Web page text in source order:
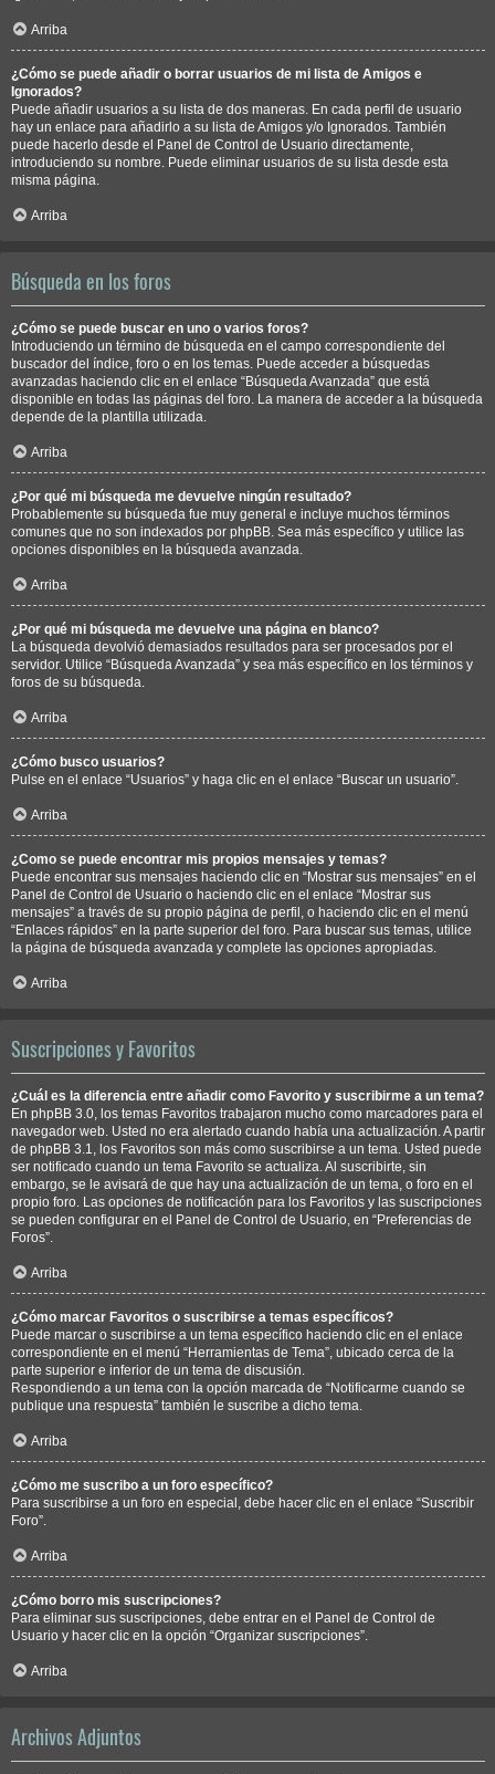
Arriba
¿Cómo se puede añadir o borrar usuarios de mi lista de Amigos e
Ignorados?
Puede añadir usuarios a su lista de dos maneras. En cada perfil de usuario
hay un enlace para añadirlo a su lista de Amigos y/o Ignorados. También
puede hacerlo desde el Panel de Control de Usuario directamente,
introduciendo su nombre. Puede eliminar usuarios de su lista desde esta
misma página.
Arriba
Búsqueda en los foros
¿Cómo se puede buscar en uno o varios foros?
Introduciendo un término de búsqueda en el campo correspondiente del
buscador del índice, foro o en los temas. Puede acceder a búsquedas
avanzadas haciendo clic en el enlace “Búsqueda Avanzada” que está
disponible en todas las páginas del foro. La manera de acceder a la búsqueda
depende de la plantilla utilizada.
Arriba
¿Por qué mi búsqueda me devuelve ningún resultado?
Probablemente su búsqueda fue muy general e incluye muchos términos
comunes que no son indexados por phpBB. Sea más específico y utilice las
opciones disponibles en la búsqueda avanzada.
Arriba
¿Por qué mi búsqueda me devuelve una página en blanco?
La búsqueda devolvió demasiados resultados para ser procesados por el
servidor. Utilice “Búsqueda Avanzada” y sea más específico en los términos y
foros de su búsqueda.
Arriba
¿Cómo busco usuarios?
Pulse en el enlace “Usuarios” y haga clic en el enlace “Buscar un usuario”.
Arriba
¿Como se puede encontrar mis propios mensajes y temas?
Puede encontrar sus mensajes haciendo clic en “Mostrar sus mensajes” en el
Panel de Control de Usuario o haciendo clic en el enlace “Mostrar sus
mensajes” a través de su propio página de perfil, o haciendo clic en el menú
“Enlaces rápidos” en la parte superior del foro. Para buscar sus temas, utilice
la página de búsqueda avanzada y complete las opciones apropiadas.
Arriba
Suscripciones y Favoritos
¿Cuál es la diferencia entre añadir como Favorito y suscribirme a un tema?
En phpBB 3.0, los temas Favoritos trabajaron mucho como marcadores para el
navegador web. Usted no era alertado cuando había una actualización. A partir
de phpBB 3.1, los Favoritos son más como suscribirse a un tema. Usted puede
ser notificado cuando un tema Favorito se actualiza. Al suscribirte, sin
embargo, se le avisará de que hay una actualización de un tema, o foro en el
propio foro. Las opciones de notificación para los Favoritos y las suscripciones
se pueden configurar en el Panel de Control de Usuario, en “Preferencias de
Foros”.
Arriba
¿Cómo marcar Favoritos o suscribirse a temas específicos?
Puede marcar o suscribirse a un tema específico haciendo clic en el enlace
correspondiente en el menú “Herramientas de Tema”, ubicado cerca de la
parte superior e inferior de un tema de discusión.
Respondiendo a un tema con la opción marcada de “Notificarme cuando se
publique una respuesta” también le suscribe a dicho tema.
Arriba
¿Cómo me suscribo a un foro específico?
Para suscribirse a un foro en especial, debe hacer clic en el enlace “Suscribir
Foro”.
Arriba
¿Cómo borro mis suscripciones?
Para eliminar sus suscripciones, debe entrar en el Panel de Control de
Usuario y hacer clic en la opción “Organizar suscripciones”.
Arriba
Archivos Adjuntos